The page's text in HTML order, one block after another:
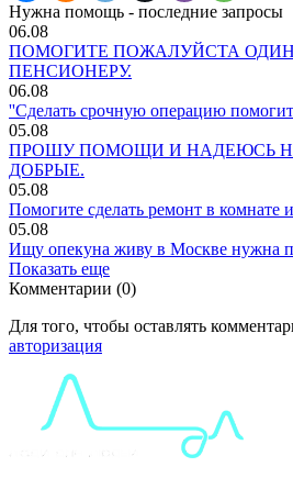
Нужна помощь - последние запросы
06.08
ПОМОГИТЕ ПОЖАЛУЙСТА
ПЕНСИОНЕРУ.
06.08
''Сделать срочную операцию
05.08
ПРОШУ ПОМОЩИ И НАДЕЮСЬ
ДОБРЫЕ.
05.08
Помогите сделать ремонт в комнате
05.08
Ищу опекуна живу в Москве нужна
Показать еще
Комментарии (0)
Для того, чтобы оставлять
авторизация